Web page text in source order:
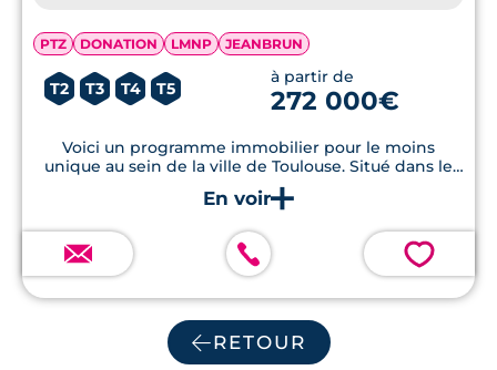
PTZ DONATION LMNP JEANBRUN
T2 T3 T4 T5
à partir de
272 000€
Voici un programme immobilier pour le moins
unique au sein de la ville de Toulouse. Situé dans le
site de la Grave, la résidence propose des logements
de 2 à 5 pièces duplex...
💗
RETOUR